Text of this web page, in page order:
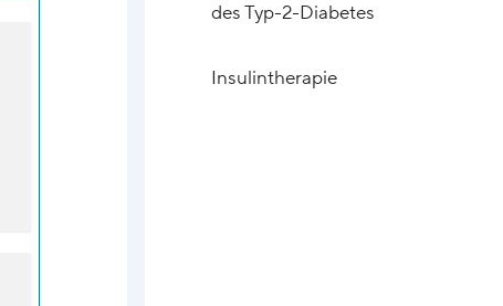
des Typ-2-Diabetes
Insulintherapie